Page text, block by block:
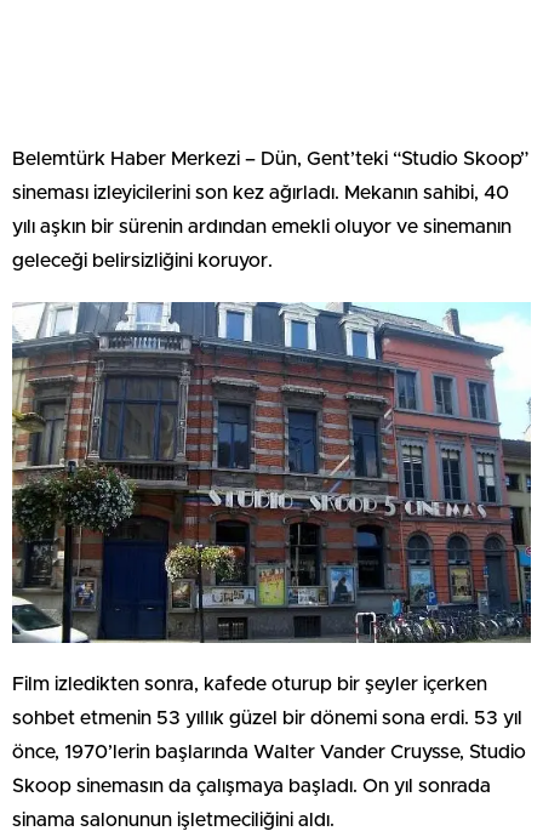
Belemtürk Haber Merkezi – Dün, Gent’teki “Studio Skoop”
sineması izleyicilerini son kez ağırladı. Mekanın sahibi, 40
yılı aşkın bir sürenin ardından emekli oluyor ve sinemanın
geleceği belirsizliğini koruyor.
Film izledikten sonra, kafede oturup bir şeyler içerken
sohbet etmenin 53 yıllık güzel bir dönemi sona erdi. 53 yıl
önce, 1970’lerin başlarında Walter Vander Cruysse, Studio
Skoop sinemasın da çalışmaya başladı. On yıl sonrada
sinama salonunun işletmeciliğini aldı.